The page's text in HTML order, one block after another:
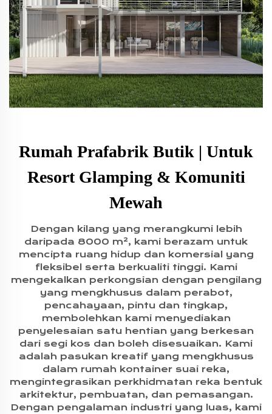
Rumah Prafabrik Butik | Untuk
Resort Glamping & Komuniti
Mewah
Dengan kilang yang merangkumi lebih
daripada 8000 m², kami berazam untuk
mencipta ruang hidup dan komersial yang
fleksibel serta berkualiti tinggi. Kami
mengekalkan perkongsian dengan pengilang
yang mengkhusus dalam perabot,
pencahayaan, pintu dan tingkap,
membolehkan kami menyediakan
penyelesaian satu hentian yang berkesan
dari segi kos dan boleh disesuaikan. Kami
adalah pasukan kreatif yang mengkhusus
dalam rumah kontainer suai reka,
mengintegrasikan perkhidmatan reka bentuk
arkitektur, pembuatan, dan pemasangan.
Dengan pengalaman industri yang luas, kami